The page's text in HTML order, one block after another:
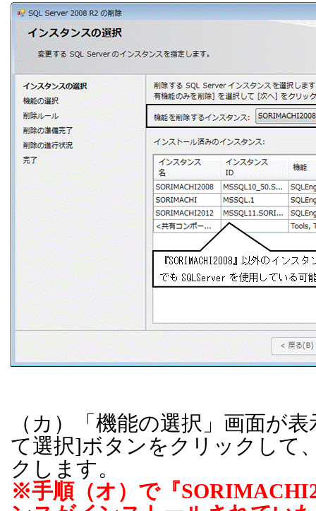
（カ）「機能の選択」画面が
て選択]ボタンをクリックして
クします。
※手順（オ）で『